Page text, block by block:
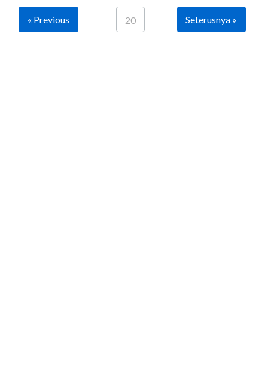
« Previous 20 Seterusnya »